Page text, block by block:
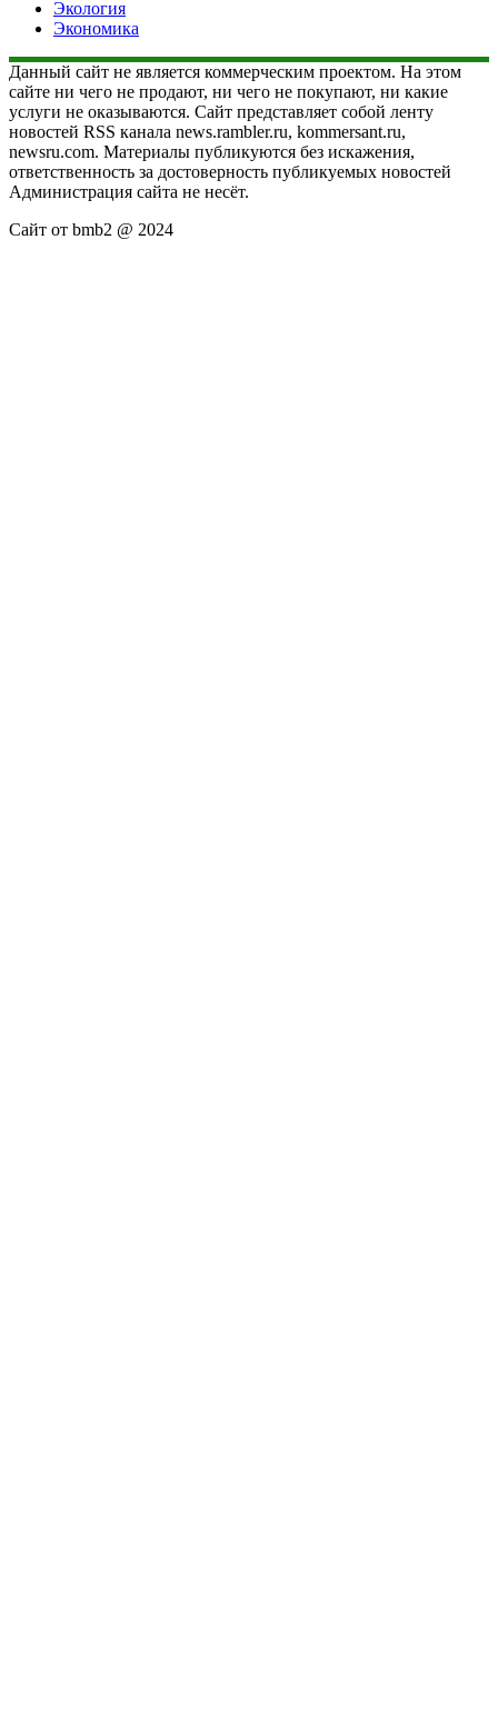
Экология
Экономика
Данный сайт не является коммерческим проектом. На этом
сайте ни чего не продают, ни чего не покупают, ни какие
услуги не оказываются. Сайт представляет собой ленту
новостей RSS канала news.rambler.ru, kommersant.ru,
newsru.com. Материалы публикуются без искажения,
ответственность за достоверность публикуемых новостей
Администрация сайта не несёт.
Сайт от bmb2 @ 2024